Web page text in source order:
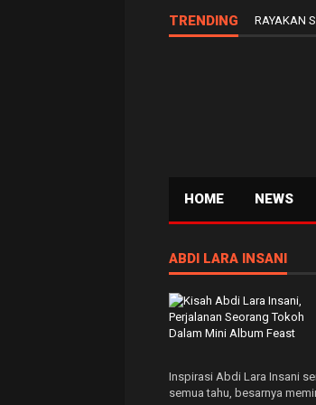
TRENDING RAYAKAN
HOME NEWS
ABDI LARA INSANI
Inspirasi Abdi Lara Insani
semua tahu, besarnya